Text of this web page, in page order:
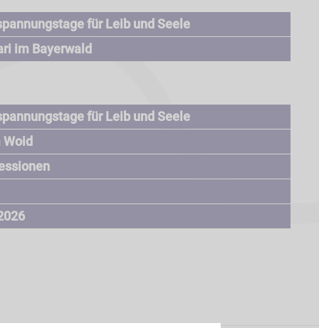
für Leib und Seele
im Bayerwald
für Leib und Seele